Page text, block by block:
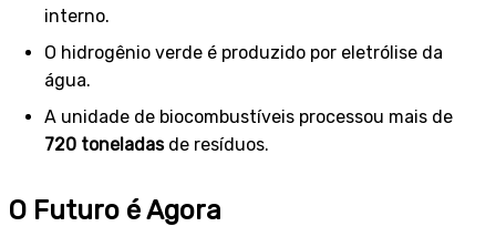
interno.
O hidrogênio verde é produzido por eletrólise da
água.
A unidade de biocombustíveis processou mais de
720 toneladasde resíduos.
O Futuro é Agora